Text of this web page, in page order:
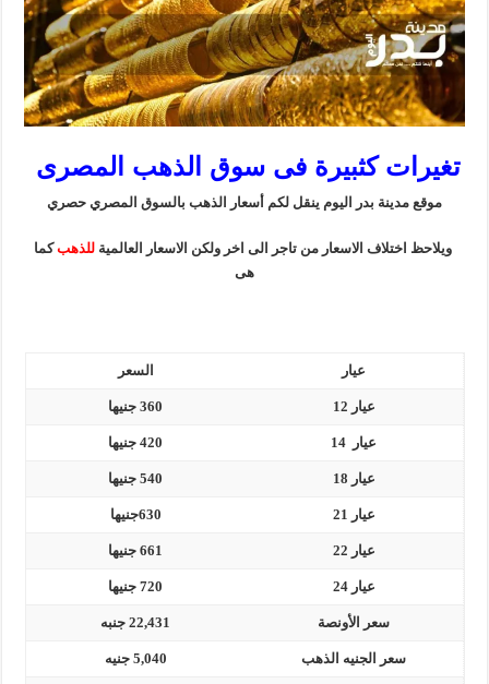
تغيرات كثبيرة فى سوق الذهب المصرى
موقع مدينة بدر اليوم ينقل لكم أسعار الذهب بالسوق المصري حصري
ويلاحظ اختلاف الاسعار من تاجر الى اخر ولكن الاسعار العالمية للذهبكما
هى
عيار السعر
عيار 12 360 جنيها
عيار 14 420 جنيها
عيار 18 540 جنيها
عيار 21 630جنيها
عيار 22 661 جنيها
عيار 24 720 جنيها
سعر الأونصة 22,431 جنبه
سعر الجنيه الذهب 5,040 جنيه